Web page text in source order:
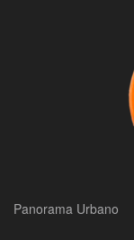
Panorama Urbano